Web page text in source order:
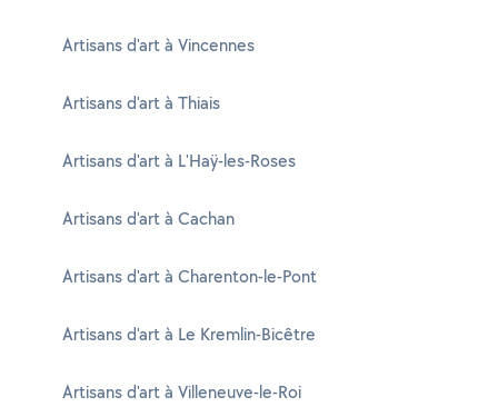
Artisans d'art à Vincennes
Artisans d'art à Thiais
Artisans d'art à L'Haÿ-les-Roses
Artisans d'art à Cachan
Artisans d'art à Charenton-le-Pont
Artisans d'art à Le Kremlin-Bicêtre
Artisans d'art à Villeneuve-le-Roi